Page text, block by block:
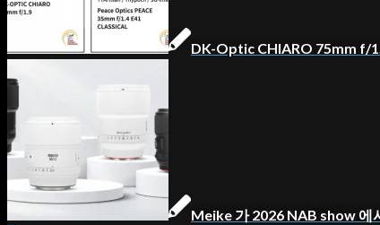
DK-Optic CHIARO 75mm f/
Meike 가 2026 NAB show 에